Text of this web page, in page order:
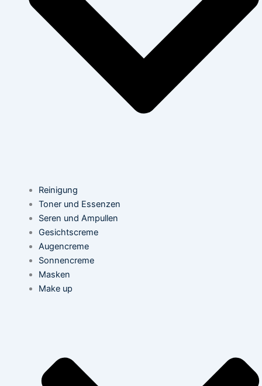
Reinigung
Toner und Essenzen
Seren und Ampullen
Gesichtscreme
Augencreme
Sonnencreme
Masken
Make up